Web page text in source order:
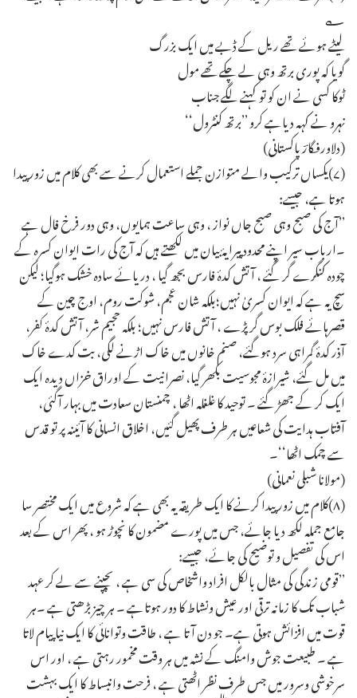
؎
لیٹے ہوئے تھے ریل کے ڈبے میں ایک بزرگ
گویا کہ پوری برتھ وہی لے چکے تھے مول
ٹوکا کسی نے ان کو تو کہنے لگے جناب
نہرو نے کہہ دیاہے کرو ’’برتھ کنٹرول‘‘
(دلاورفگارؔپاکستانی)
(۷)یکساں ترکیب والے متوازن جملے استعمال کرنے سے بھی کلام میں زور پیدا
ہوتا ہے، جیسے:
’’آج کی صبح وہی صبح جاں نواز ، وہی ساعت ہمایوں، وہی دور فرخ فال ہے
۔ارباب سیر اپنے محدود پیرایۂ بیان میں لکھتے ہیں کہ آج کی رات ایوان کسرہ کے
چودہ کنگرے گر گئے ، آتش کدۂ فارس بجھ گیا ، دریائے سادہ خشک ہوگیا؛ لیکن
سچ یہ ہے کہ ایوان کسریٰ نہیں؛بلکہ شان عجم، شوکت روم، اوج چین کے
قصرہائے فلک بوس گرپڑے ، آتش فارس نہیں؛ بلکہ حجیم شر، آتش کدۂ کفر،
آذر کدۂ گمراہی سرد ہوگئے، صنم خانوں میں خاک اڑنے لگی، بت کدے خاک
میں مل گئے، شیرازۂ مجوسیت بکھر گیا، نصرانیت کے اوراق خزاں دیدہ ایک
ایک کر کے جھڑ گئے ۔ توحید کا غلغلہ اٹھا ، چمنستان سعادت میں بہار آگئی،
آفتاب ہدایت کی شعاعیں ہر طرف پھیل گئیں، اخلاق انسانی کا آئینہ پر تو قدس
سے چمک اٹھا‘‘۔
(مولانا شبلی نعمانی)
(۸)کلام میں زور پیدا کرنے کا ایک طریقہ یہ بھی ہے کہ شروع میں ایک مختصر سا
جامع جملہ لکھ دیا جائے، جس میں پورے مضمون کا نچوڑ ہو ، پھر اس کے بعد
اس کی تفصیل و توضیح کی جائے، جیسے:
’’قومی زندگی کی مثال بالکل افراد واشخاص کی سی ہے ، بچپنے سے لے کر عہد
شباب تک کا زمانہ ترقی اور عیش ونشاط کا دور ہوتاہے ۔ ہر چیز بڑھتی ہے ۔ہر
قوت میں افزائش ہوتی ہے۔ جو دن آتا ہے ، طاقت وتوانائی کا ایک نیا پیام لاتا
ہے ۔ طبیعت جوش وامنگ کے نشہ میں ہر وقت مخمور رہتی ہے ، اور اس
سرخوشی وسرور میں جس طرف نظر اٹھتی ہے ، فرحت وانبساط کا ایک بہشت